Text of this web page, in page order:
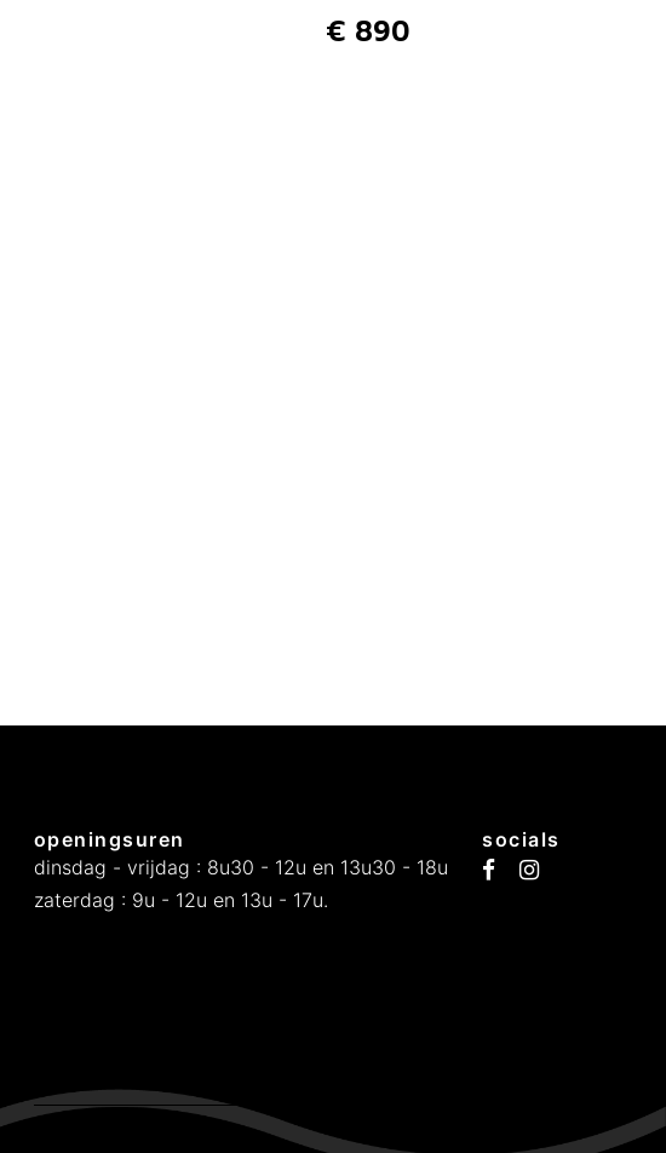
€ 890
openingsuren
dinsdag - vrijdag : 8u30 - 12u en 13u30 - 18u
zaterdag : 9u - 12u en 13u - 17u.
socials